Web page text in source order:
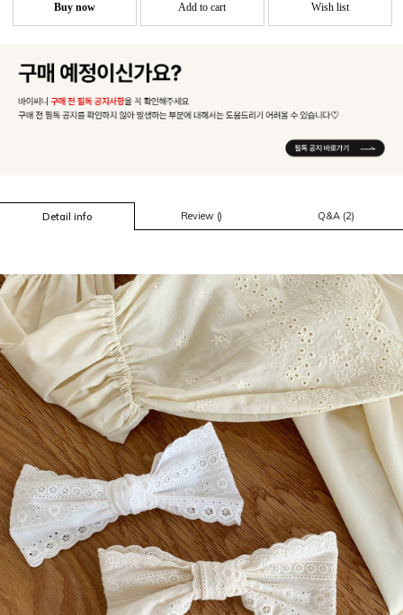
Buy now Add to cart Wish list
Detail info Review () Q&A (2)